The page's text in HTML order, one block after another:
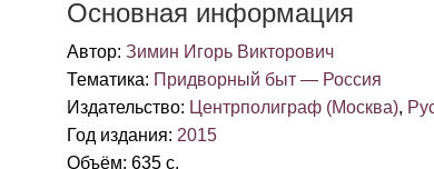
Основная информация
Автор: Зимин Игорь Викторович
Тематика: Придворный быт — Россия
Издательство: Центрполиграф (Москва),
Год издания: 2015
Объём: 635 с.